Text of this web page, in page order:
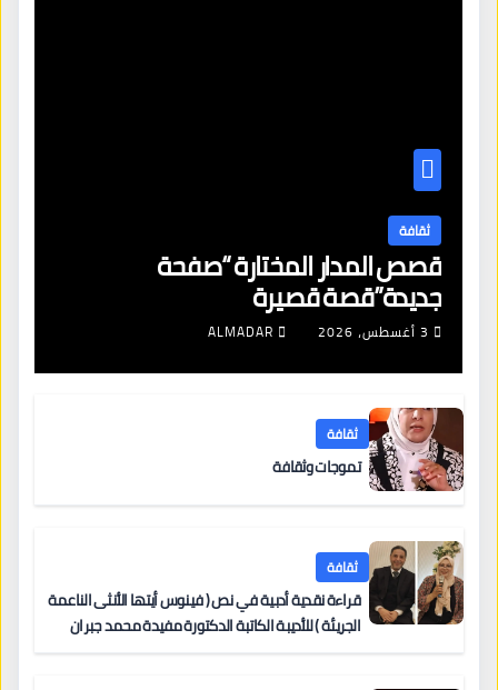
ثقافة
قصص المدار المختارة “صفحة
جديدة”قصة قصيرة
3 أغسطس، 2026 ALMADAR
ثقافة
تموجات وثقافة
ثقافة
قراءة نقدية أدبية في نص ( فينوس أيتها الأنثى الناعمة
الجريئة ) للأديبة الكاتبة الدكتورة مفيدة محمد جبران